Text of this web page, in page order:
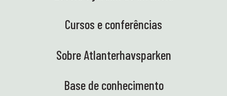
Cursos e conferências
Sobre Atlanterhavsparken
Base de conhecimento